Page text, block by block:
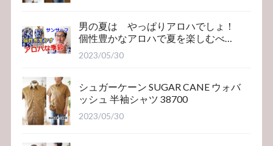
男の夏は やっぱりアロハでしょ！
個性豊かなアロハで夏を楽しむべ
き！サンサーフ
2023/05/30
シュガーケーン SUGAR CANE ウォバ
ッシュ 半袖シャツ 38700
2023/05/30